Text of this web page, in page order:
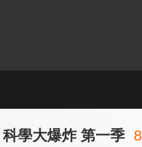
科學大爆炸 第一季